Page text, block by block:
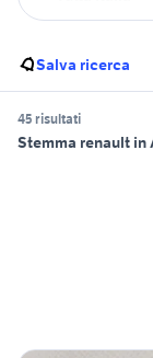
Salva ricerca
45 risultati
Stemma renault in